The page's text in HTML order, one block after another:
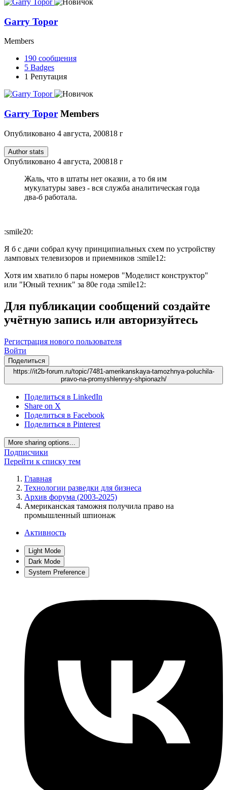
Garry Topor
Members
190 сообщения
5 Badges
1 Репутация
Garry Topor Members
Опубликовано 4 августа, 200818 г
Author stats
Опубликовано 4 августа, 200818 г
Жаль, что в штаты нет оказии, а то бя им
мукулатуры завез - вся служба аналитическая года
два-б работала.
:smile20:
Я б с дачи собрал кучу принципиальных схем по устройству
ламповых телевизоров и приемников :smile12:
Хотя им хватило б пары номеров "Моделист конструктор"
или "Юный техник" за 80е года :smile12:
Для публикации сообщений создайте
учётную запись или авторизуйтесь
Регистрация нового пользователя
Войти
Поделиться
https://it2b-forum.ru/topic/7481-amerikanskaya-tamozhnya-poluchila-
pravo-na-promyshlennyy-shpionazh/
Поделиться в LinkedIn
Share on X
Поделиться в Facebook
Поделиться в Pinterest
More sharing options...
Подписчики
Перейти к списку тем
Главная
Технологии разведки для бизнеса
Архив форума (2003-2025)
Американская таможня получила право на
промышленный шпионаж
Активность
Light Mode
Dark Mode
System Preference